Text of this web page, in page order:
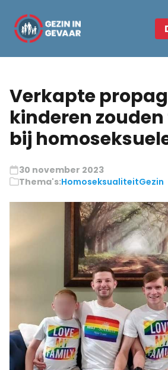
Verkapte
kinderen
bij
30 november 2023
Thema's:HomoseksualiteitGezin